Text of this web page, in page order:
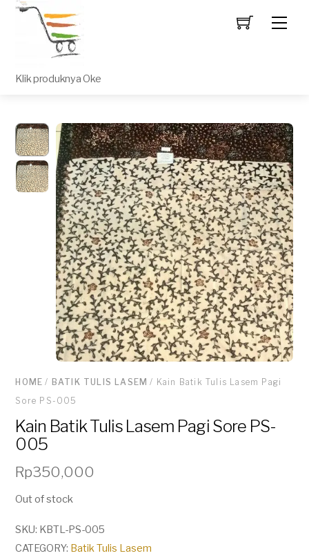
Klik produknya Oke
HOME / BATIK TULIS LASEM / Kain Batik Tulis Lasem Pagi
Sore PS-005
Kain Batik Tulis Lasem Pagi Sore PS-
005
Rp350,000
Out of stock
SKU: KBTL-PS-005
CATEGORY: Batik Tulis Lasem